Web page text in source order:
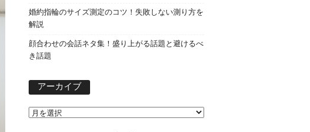
婚約指輪のサイズ測定のコツ！失敗しない測り方を
解説
顔合わせの会話ネタ集！盛り上がる話題と避けるべ
き話題
アーカイブ